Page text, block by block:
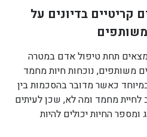
קריטיים בדיונים על
תחת טיפול אדם במטרה
משותפים, נוכחות חיות מחמד
כאשר מדובר בהסכמות בין
לחיית מחמד ומה לא, שכן לעיתים
החיות יכולים להיות